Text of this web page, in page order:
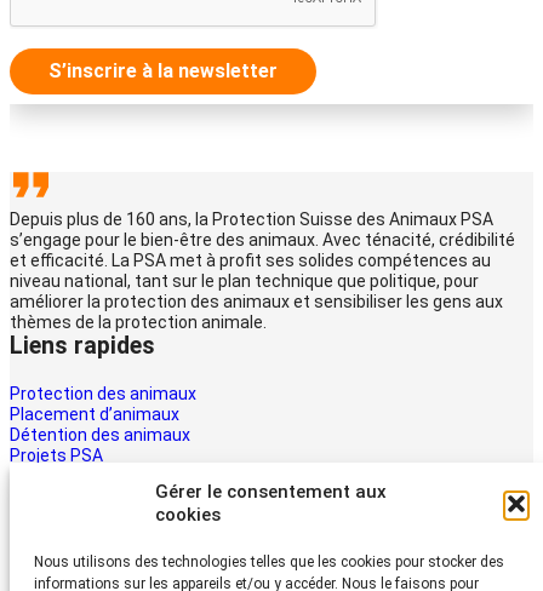
Gérer le consentement aux
cookies
Nous utilisons des technologies telles que les cookies pour stocker des
informations sur les appareils et/ou y accéder. Nous le faisons pour
S’inscrire à la newsletter
Depuis plus de 160 ans, la Protection Suisse des Animaux PSA
s’engage pour le bien-être des animaux. Avec ténacité, crédibilité
et efficacité. La PSA met à profit ses solides compétences au
niveau national, tant sur le plan technique que politique, pour
améliorer la protection des animaux et sensibiliser les gens aux
thèmes de la protection animale.
Liens rapides
Protection des animaux
Placement d’animaux
Détention des animaux
Projets PSA